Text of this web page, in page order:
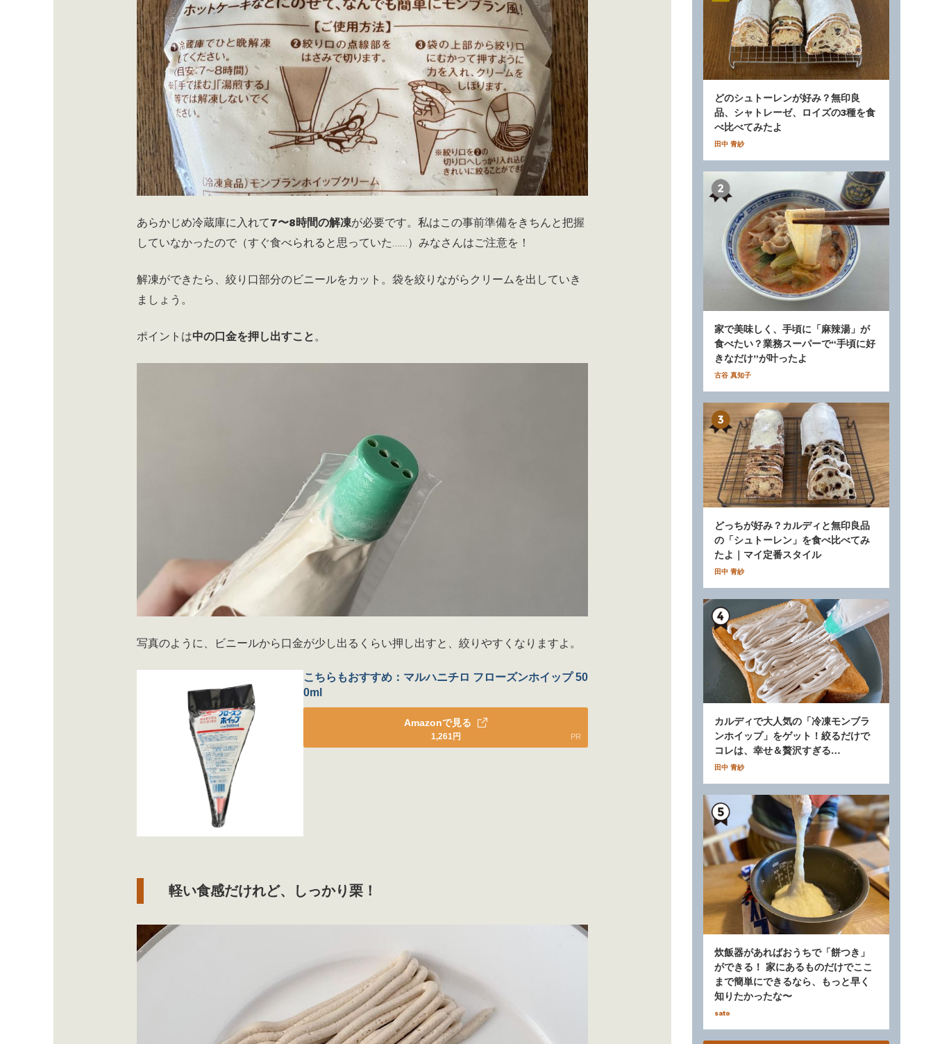
あらかじめ冷蔵庫に入れて7〜8時間の解凍が必要です。私はこの事前準備をきちんと把握
していなかったので（すぐ食べられると思っていた……）みなさんはご注意を！
解凍ができたら、絞り口部分のビニールをカット。袋を絞りながらクリームを出していき
ましょう。
ポイントは中の口金を押し出すこと。
写真のように、ビニールから口金が少し出るくらい押し出すと、絞りやすくなりますよ。
こちらもおすすめ：マルハニチロ フローズンホイップ 50
0ml
1,261円
Amazonで見る
PR
軽い食感だけれど、しっかり栗！
どのシュトーレンが好み？無印良
品、シャトレーゼ、ロイズの3種を食
べ比べてみたよ
田中 青紗
家で美味しく、手頃に「麻辣湯」が
食べたい？業務スーパーで“手頃に好
きなだけ”が叶ったよ
古谷 真知子
どっちが好み？カルディと無印良品
の「シュトーレン」を食べ比べてみ
たよ｜マイ定番スタイル
田中 青紗
カルディで大人気の「冷凍モンブラ
ンホイップ」をゲット！絞るだけで
コレは、幸せ＆贅沢すぎる…
田中 青紗
炊飯器があればおうちで「餅つき」
ができる！ 家にあるものだけでここ
まで簡単にできるなら、もっと早く
知りたかったな〜
sato